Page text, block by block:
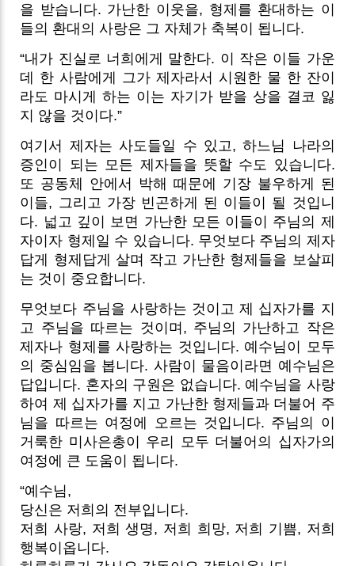
을 받습니다. 가난한 이웃을, 형제를 환대하는 이
들의 환대의 사랑은 그 자체가 축복이 됩니다.
“내가 진실로 너희에게 말한다. 이 작은 이들 가운
데 한 사람에게 그가 제자라서 시원한 물 한 잔이
라도 마시게 하는 이는 자기가 받을 상을 결코 잃
지 않을 것이다.”
여기서 제자는 사도들일 수 있고, 하느님 나라의
증인이 되는 모든 제자들을 뜻할 수도 있습니다.
또 공동체 안에서 박해 때문에 기장 불우하게 된
이들, 그리고 가장 빈곤하게 된 이들이 될 것입니
다. 넓고 깊이 보면 가난한 모든 이들이 주님의 제
자이자 형제일 수 있습니다. 무엇보다 주님의 제자
답게 형제답게 살며 작고 가난한 형제들을 보살피
는 것이 중요합니다.
무엇보다 주님을 사랑하는 것이고 제 십자가를 지
고 주님을 따르는 것이며, 주님의 가난하고 작은
제자나 형제를 사랑하는 것입니다. 예수님이 모두
의 중심임을 봅니다. 사람이 물음이라면 예수님은
답입니다. 혼자의 구원은 없습니다. 예수님을 사랑
하여 제 십자가를 지고 가난한 형제들과 더불어 주
님을 따르는 여정에 오르는 것입니다. 주님의 이
거룩한 미사은총이 우리 모두 더불어의 십자가의
여정에 큰 도움이 됩니다.
“예수님,
당신은 저희의 전부입니다.
저희 사랑, 저희 생명, 저희 희망, 저희 기쁨, 저희
행복이옵니다.